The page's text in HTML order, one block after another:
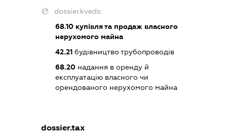
dossier.kveds:
68.10 купівля та продаж власного
нерухомого майна
42.21 будівництво трубопроводів
68.20 надання в оренду й
експлуатацію власного чи
орендованого нерухомого майна
dossier.tax